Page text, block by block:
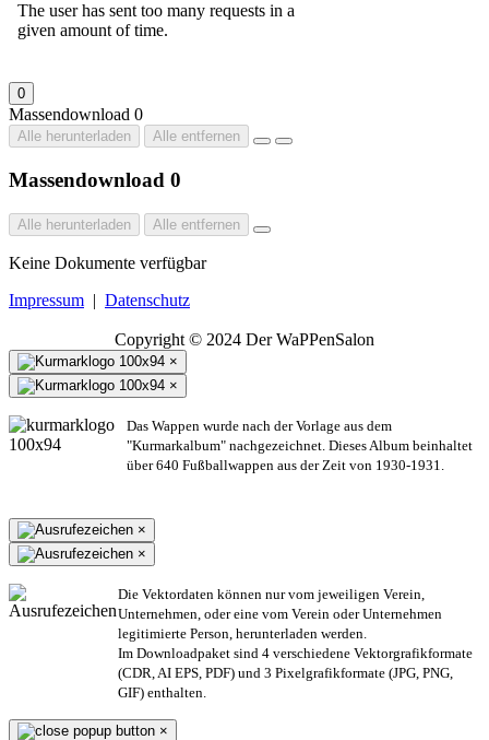
0
Massendownload 0
Alle herunterladen Alle entfernen
Massendownload 0
Alle herunterladen Alle entfernen
Keine Dokumente verfügbar
Impressum | Datenschutz
Copyright © 2024 Der WaPPenSalon
×
×
Das Wappen wurde nach der Vorlage aus dem
"Kurmarkalbum" nachgezeichnet. Dieses Album beinhaltet
über 640 Fußballwappen aus der Zeit von 1930-1931.
×
×
Die Vektordaten können nur vom jeweiligen Verein,
Unternehmen, oder eine vom Verein oder Unternehmen
legitimierte Person, herunterladen werden.
Im Downloadpaket sind 4 verschiedene Vektorgrafikformate
(CDR, AI EPS, PDF) und 3 Pixelgrafikformate (JPG, PNG,
GIF) enthalten.
×